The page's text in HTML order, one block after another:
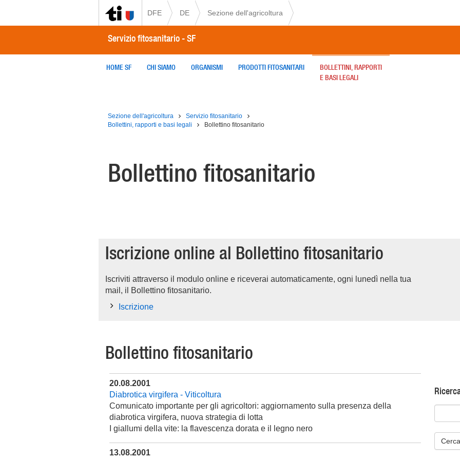
DFE DE Sezione dell'agricoltura
Servizio fitosanitario - SF
HOME SF CHI SIAMO ORGANISMI PRODOTTI FITOSANITARI
BOLLETTINI, RAPPORTI
E BASI LEGALI
Sezione dell'agricoltura
Servizio fitosanitario
Bollettini, rapporti e basi legali
Bollettino fitosanitario
Bollettino fitosanitario
Iscrizione online al Bollettino fitosanitario
Iscriviti attraverso il modulo online e riceverai automaticamente, ogni lunedì nella tua
mail, il Bollettino fitosanitario.
Iscrizione
Bollettino fitosanitario
20.08.2001
Diabrotica virgifera - Viticoltura
Comunicato importante per gli agricoltori: aggiornamento sulla presenza della
diabrotica virgifera, nuova strategia di lotta
I giallumi della vite: la flavescenza dorata e il legno nero
13.08.2001